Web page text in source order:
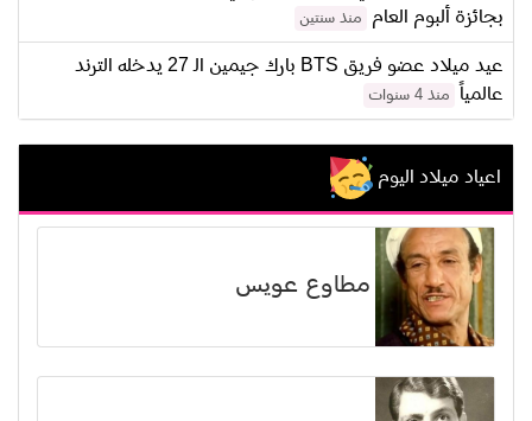
بجائزة ألبوم العام
منذ سنتين
عيد ميلاد عضو فريق BTS بارك جيمين الـ 27 يدخله الترند
عالمياً
منذ 4 سنوات
اعياد ميلاد اليوم
مطاوع عويس